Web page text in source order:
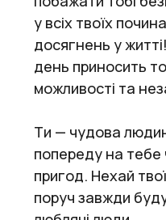
у всіх твоїх
досягнень у
день приносить
можливості та
Ти — чудова
попереду на тебе
пригод. Нехай
поруч завжди